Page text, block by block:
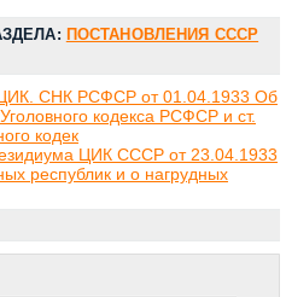
ПОСТАНОВЛЕНИЯ СССР
СНК РСФСР от 01.04.1933 Об
кодекса РСФСР и ст.
кодек
ЦИК СССР от 23.04.1933
республик и о нагрудных